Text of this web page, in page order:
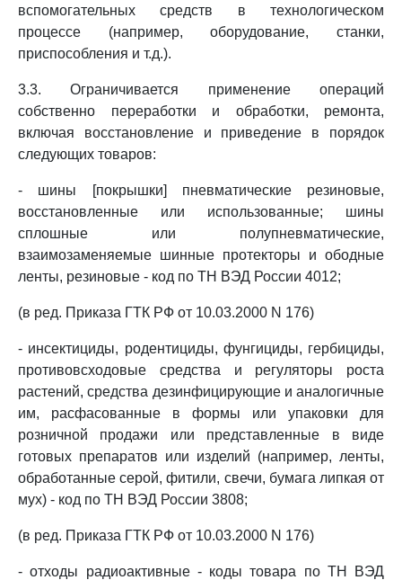
вспомогательных средств в технологическом
процессе (например, оборудование, станки,
приспособления и т.д.).
3.3. Ограничивается применение операций
собственно переработки и обработки, ремонта,
включая восстановление и приведение в порядок
следующих товаров:
- шины [покрышки] пневматические резиновые,
восстановленные или использованные; шины
сплошные или полупневматические,
взаимозаменяемые шинные протекторы и ободные
ленты, резиновые - код по ТН ВЭД России 4012;
(в ред. Приказа ГТК РФ от 10.03.2000 N 176)
- инсектициды, родентициды, фунгициды, гербициды,
противовсходовые средства и регуляторы роста
растений, средства дезинфицирующие и аналогичные
им, расфасованные в формы или упаковки для
розничной продажи или представленные в виде
готовых препаратов или изделий (например, ленты,
обработанные серой, фитили, свечи, бумага липкая от
мух) - код по ТН ВЭД России 3808;
(в ред. Приказа ГТК РФ от 10.03.2000 N 176)
- отходы радиоактивные - коды товара по ТН ВЭД